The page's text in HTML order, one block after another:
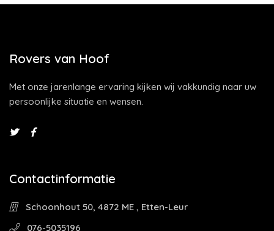
Rovers van Hoof
Met onze jarenlange ervaring kijken wij vakkundig naar uw
persoonlijke situatie en wensen.
Contactinformatie
Schoonhout 50, 4872 ME , Etten-Leur
076-5035196